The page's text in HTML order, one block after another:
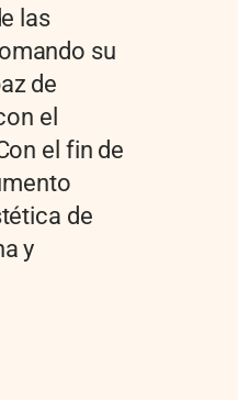
las
su
de
el
el fin de
de
y